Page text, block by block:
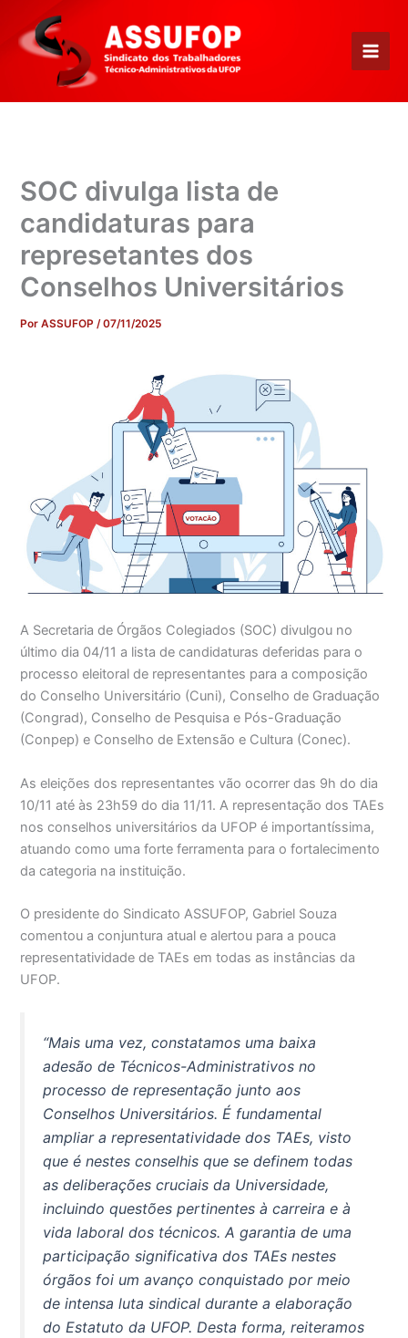
para
conteúdo
SOC divulga lista de
candidaturas para
represetantes dos
Conselhos Universitários
PorASSUFOP/07/11/2025
A Secretaria de Órgãos Colegiados (SOC) divulgou no
último dia 04/11 a lista de candidaturas deferidas para o
processo eleitoral de representantes para a composição
do Conselho Universitário (Cuni), Conselho de Graduação
(Congrad), Conselho de Pesquisa e Pós-Graduação
(Conpep) e Conselho de Extensão e Cultura (Conec).
As eleições dos representantes vão ocorrer das 9h do dia
10/11 até às 23h59 do dia 11/11. A representação dos TAEs
nos conselhos universitários da UFOP é importantíssima,
atuando como uma forte ferramenta para o fortalecimento
da categoria na instituição.
O presidente do Sindicato ASSUFOP, Gabriel Souza
comentou a conjuntura atual e alertou para a pouca
representatividade de TAEs em todas as instâncias da
UFOP.
“Mais uma vez, constatamos uma baixa
adesão de Técnicos-Administrativos no
processo de representação junto aos
Conselhos Universitários. É fundamental
ampliar a representatividade dos TAEs, visto
que é nestes conselhis que se definem todas
as deliberações cruciais da Universidade,
incluindo questões pertinentes à carreira e à
vida laboral dos técnicos. A garantia de uma
participação significativa dos TAEs nestes
órgãos foi um avanço conquistado por meio
de intensa luta sindical durante a elaboração
do Estatuto da UFOP. Desta forma, reiteramos